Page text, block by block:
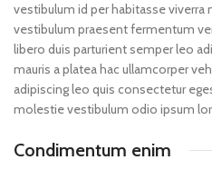
vestibulum id per habitasse
vestibulum praesent fermentum
libero duis parturient semper leo
mauris a platea hac ullamcorper
adipiscing leo quis consectetur
molestie vestibulum odio ipsum
Condimentum enim